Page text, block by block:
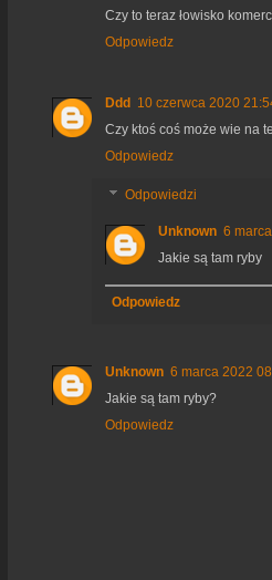
Czy to teraz łowisko
Odpowiedz
Ddd
10 czerwca 2020
Czy ktoś coś może wie na
Odpowiedz
Odpowiedzi
Unknown 6
Jakie są tam ryby
Odpowiedz
Unknown 6 marca 2022
Jakie są tam ryby?
Odpowiedz